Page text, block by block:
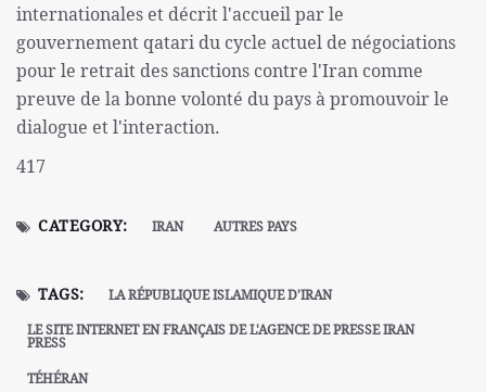
internationales et décrit l'accueil par le
gouvernement qatari du cycle actuel de négociations
pour le retrait des sanctions contre l'Iran comme
preuve de la bonne volonté du pays à promouvoir le
dialogue et l'interaction.
417
CATEGORY: IRAN AUTRES PAYS
TAGS:
LA RÉPUBLIQUE ISLAMIQUE D'IRAN
LE SITE INTERNET EN FRANÇAIS DE L'AGENCE DE PRESSE IRAN
PRESS
TÉHÉRAN